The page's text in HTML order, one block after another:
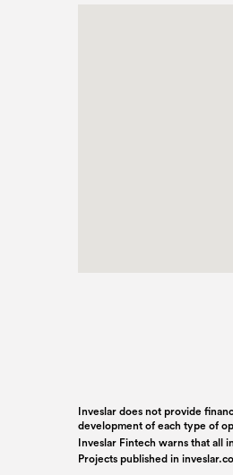
Inveslar does not provide
development of each type of
Inveslar Fintech warns that all
Projects published in